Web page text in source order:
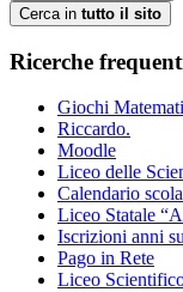
Cerca in tutto il sito
Ricerche
Giochi
Riccardo.
Moodle
Liceo delle
Calendario
Liceo Statale
Iscrizioni anni
Pago in Rete
Liceo